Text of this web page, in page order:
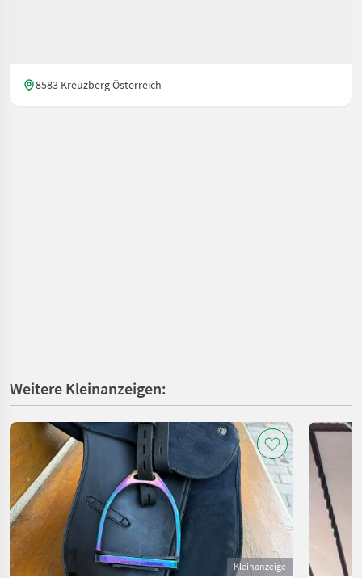
8583 Kreuzberg Österreich
Weitere Kleinanzeigen:
Kleinanzeige